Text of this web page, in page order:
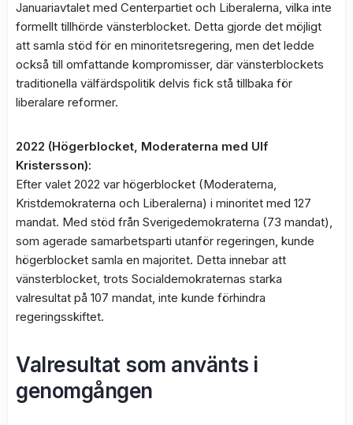
Januariavtalet med Centerpartiet och Liberalerna, vilka inte
formellt tillhörde vänsterblocket. Detta gjorde det möjligt
att samla stöd för en minoritetsregering, men det ledde
också till omfattande kompromisser, där vänsterblockets
traditionella välfärdspolitik delvis fick stå tillbaka för
liberalare reformer.
2022 (Högerblocket, Moderaterna med Ulf
Kristersson):
Efter valet 2022 var högerblocket (Moderaterna,
Kristdemokraterna och Liberalerna) i minoritet med 127
mandat. Med stöd från Sverigedemokraterna (73 mandat),
som agerade samarbetsparti utanför regeringen, kunde
högerblocket samla en majoritet. Detta innebar att
vänsterblocket, trots Socialdemokraternas starka
valresultat på 107 mandat, inte kunde förhindra
regeringsskiftet.
Valresultat som använts i
genomgången